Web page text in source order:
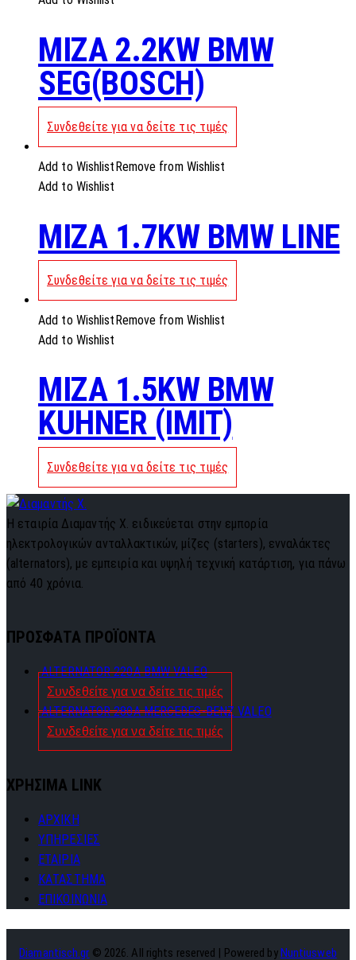
MIZA 2.2KW BMW
SEG(BOSCH)
Συνδεθείτε για να δείτε τις τιμές
Add to Wishlist Remove from Wishlist
Add to Wishlist
MIZA 1.7KW BMW LINE
Συνδεθείτε για να δείτε τις τιμές
Add to Wishlist Remove from Wishlist
Add to Wishlist
MIZA 1.5KW BMW
KUHNER (IMIT)
Συνδεθείτε για να δείτε τις τιμές
Η εταιρία Διαμαντής Χ. ειδικεύεται στην εμπορία
ηλεκτρολογικών ανταλλακτικών, μίζες (starters), ενναλάκτες
(alternators), με εμπειρία και υψηλή τεχνική κατάρτιση, για πάνω
από 40 χρόνια.
ΠΡΟΣΦΑΤΑ ΠΡΟΪΟΝΤΑ
ALTERNATOR 220A BMW VALEO
Συνδεθείτε για να δείτε τις τιμές
ALTERNATOR 280A MERCEDES-BENZ VALEO
Συνδεθείτε για να δείτε τις τιμές
ΧΡΗΣΙΜΑ LINK
ΑΡΧΙΚΗ
ΥΠΗΡΕΣΙΕΣ
ΕΤΑΙΡΙΑ
ΚΑΤΑΣΤΗΜΑ
ΕΠΙΚΟΙΝΩΝΙΑ
Diamantisch.gr © 2026. All rights reserved | Powered by Nuntiusweb